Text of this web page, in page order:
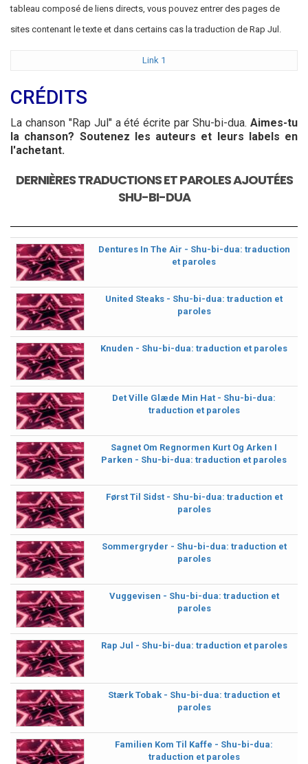
tableau composé de liens directs, vous pouvez entrer des pages de
sites contenant le texte et dans certains cas la traduction de Rap Jul.
Link 1
CRÉDITS
La chanson "Rap Jul" a été écrite par Shu-bi-dua. Aimes-tu
la chanson? Soutenez les auteurs et leurs labels en
l'achetant.
DERNIÈRES TRADUCTIONS ET PAROLES AJOUTÉES
SHU-BI-DUA
Dentures In The Air - Shu-bi-dua: traduction
et paroles
United Steaks - Shu-bi-dua: traduction et
paroles
Knuden - Shu-bi-dua: traduction et paroles
Det Ville Glæde Min Hat - Shu-bi-dua:
traduction et paroles
Sagnet Om Regnormen Kurt Og Arken I
Parken - Shu-bi-dua: traduction et paroles
Først Til Sidst - Shu-bi-dua: traduction et
paroles
Sommergryder - Shu-bi-dua: traduction et
paroles
Vuggevisen - Shu-bi-dua: traduction et
paroles
Rap Jul - Shu-bi-dua: traduction et paroles
Stærk Tobak - Shu-bi-dua: traduction et
paroles
Familien Kom Til Kaffe - Shu-bi-dua:
traduction et paroles